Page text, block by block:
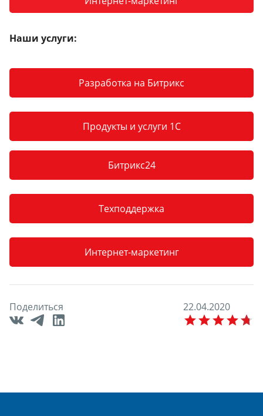
Наши услуги:
Разработка на Битрикс
Продукты и услуги 1С
Битрикс24
Техподдержка
Интернет-маркетинг
Поделиться 22.04.2020